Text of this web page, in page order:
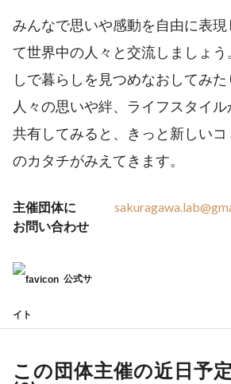
みんなで思いや感動を自由に表
て世界中の人々と交流しましょ
しで暮らしを見つめなおしてみ
人々の思いや絆、ライフスタイ
共有してみると、きっと新しい
のカタチがみえてきます。
主催団体に
お問い合わせ
公式サ
イト
この団体主催の近日予